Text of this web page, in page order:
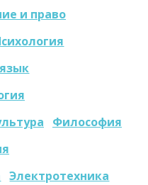
и право
Философия
Электротехника